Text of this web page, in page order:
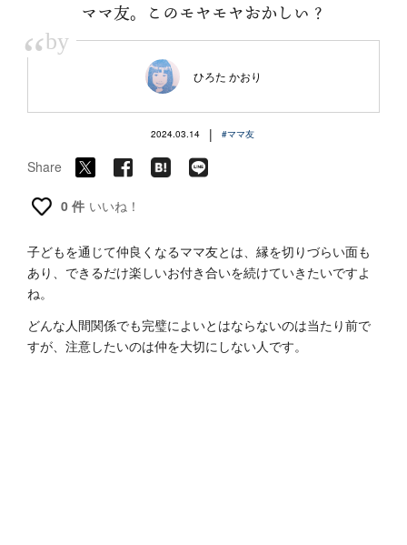
ママ友。このモヤモヤおかしい？
“by
ひろた かおり
2024.03.14 | #ママ友
Share
0 件 いいね！
子どもを通じて仲良くなるママ友とは、縁を切りづらい面も
あり、できるだけ楽しいお付き合いを続けていきたいですよ
ね。
どんな人間関係でも完璧によいとはならないのは当たり前で
すが、注意したいのは仲を大切にしない人です。